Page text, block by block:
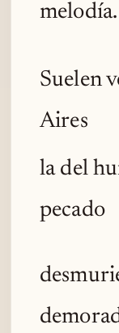
melodía.
Suelen
Aires
la del
pecado